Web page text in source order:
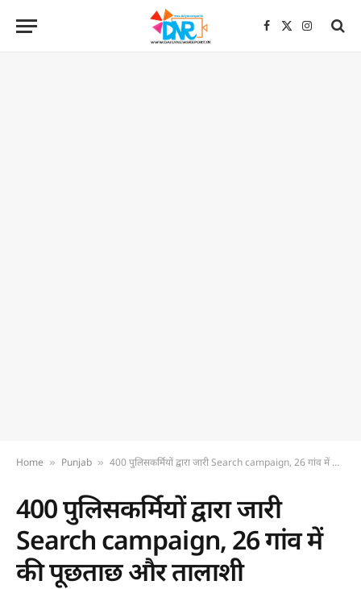
Facebook
X
Home » Punjab » 400 पुलिसकर्मियों द्वारा जारी Search campaign, 26 गांव में की पूछताछ और तालाशी
400 पुलिसकर्मियों द्वारा जारी
Search campaign, 26 गांव में
की पूछताछ और तालाशी